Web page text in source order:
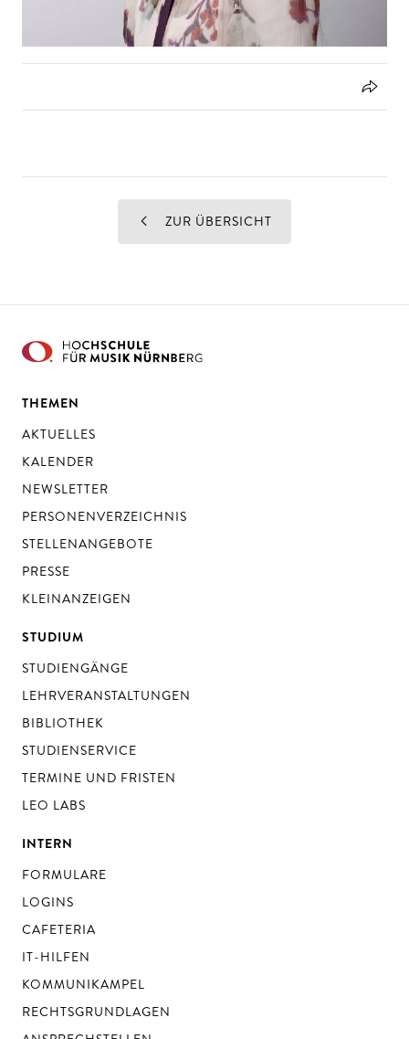
ZUR ÜBERSICHT
THEMEN
AKTUELLES
KALENDER
NEWSLETTER
PERSONENVERZEICHNIS
STELLENANGEBOTE
PRESSE
KLEINANZEIGEN
STUDIUM
STUDIENGÄNGE
LEHRVERANSTALTUNGEN
BIBLIOTHEK
STUDIENSERVICE
TERMINE UND FRISTEN
LEO LABS
INTERN
FORMULARE
LOGINS
CAFETERIA
IT-HILFEN
KOMMUNIKAMPEL
RECHTSGRUNDLAGEN